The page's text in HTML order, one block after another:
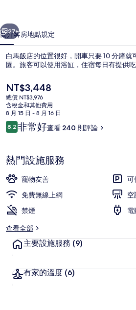
集
個 下一個
27+
簡介客房地點規定
白馬飯店的位置很好，開車只要 10 分鐘
園。旅客可以使用浴缸，住宿每日有提供吃
目
前
的
價
格
是
NT$3,448
總價 NT$3,976
含稅金和其他費用
8 月 15 日 - 8 月 16 日
評
論
8.28.2 分，滿分 10 分，
非常好查看 240 則評論
熱門設施服務
寵物友善
可
免費無線上網
空
禁煙
電
查看全部
主要設施服務 (9)
有家的溫度 (6)